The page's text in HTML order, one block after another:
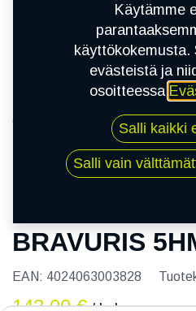
205/55R15 88V BARUM
BRAVURIS
EAN: 4024063003828
143,00€
Käytämme
käyttökokemusta.
evästeistä ja
osoitteessa
Salli kaikki
Salli vain